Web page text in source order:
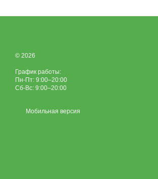
© 2026
График работы:
Пн-Пт: 9:00–20:00
Сб-Вс: 9:00–20:00
Мобильная версия